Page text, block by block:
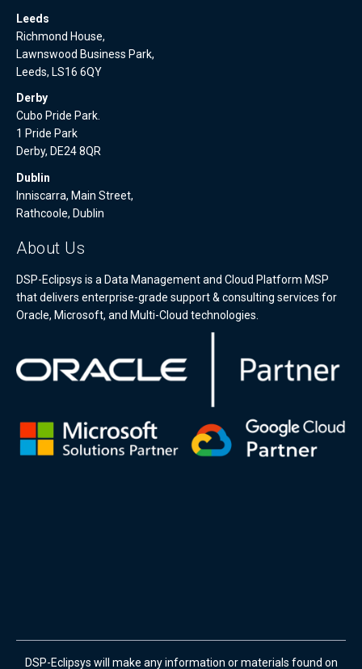
Leeds
Richmond House,
Lawnswood Business Park,
Leeds, LS16 6QY
Derby
Cubo Pride Park.
1 Pride Park
Derby, DE24 8QR
Dublin
Inniscarra, Main Street,
Rathcoole, Dublin
About Us
DSP-Eclipsys is a Data Management and Cloud Platform MSP
that delivers enterprise-grade support & consulting services for
Oracle, Microsoft, and Multi-Cloud technologies.
DSP-Eclipsys will make any information or materials found on